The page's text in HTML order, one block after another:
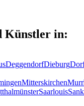
Künstler in:
DeggendorfDieburg
Mitterskirchen
Saarlouis